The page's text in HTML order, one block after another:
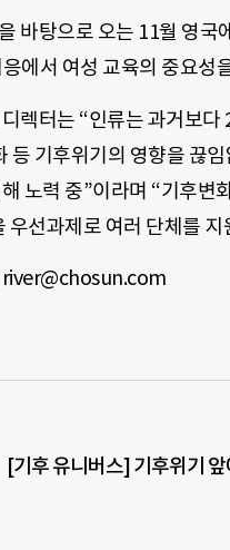
바탕으로 오는 11월 영국
에서 여성 교육의 중요성
렉터는 “인류는 과거보
등 기후위기의 영향을 끊
노력 중”이라며 “기후변
우선과제로 여러 단체를
river@chosun.com
[기후 유니버스] 기후위기